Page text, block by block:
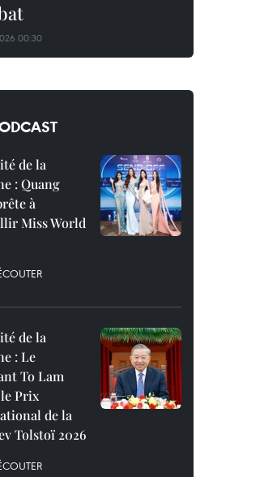
00:30
de la
: Quang
à
Miss World
de la
: Le
To Lam
Prix
de la
Tolstoï 2026